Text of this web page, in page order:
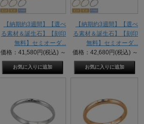
【納期約3週間】【選べ
る素材＆誕生石】【刻印
無料】セミオーダ...
価格：41,580円(税込) ～
【納期約3週間】【選べ
る素材＆誕生石】【刻印
無料】セミオーダ...
価格：42,680円(税込) ～